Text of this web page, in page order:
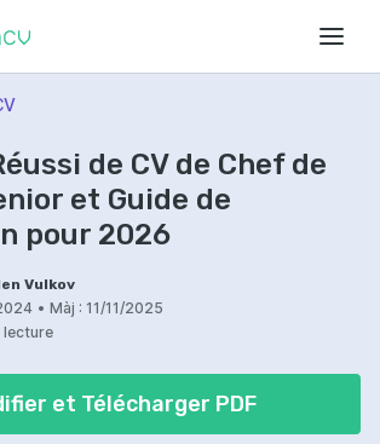
de CV de Chef de
et Guide de
pour 2026
Vulkov
• Màj : 11/11/2025
lecture
et Télécharger PDF